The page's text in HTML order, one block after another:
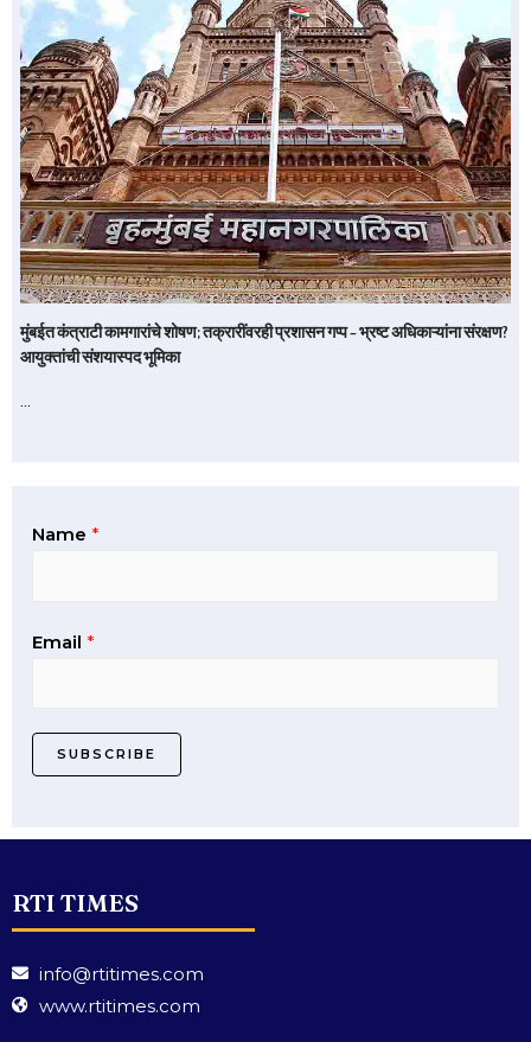
मुंबईत कंत्राटी कामगारांचे शोषण; तक्रारींवरही प्रशासन गप्प – भ्रष्ट अधिकाऱ्यांना संरक्षण?
आयुक्तांची संशयास्पद भूमिका
…
Name *
Email *
SUBSCRIBE
RTI TIMES
info@rtitimes.com
www.rtitimes.com